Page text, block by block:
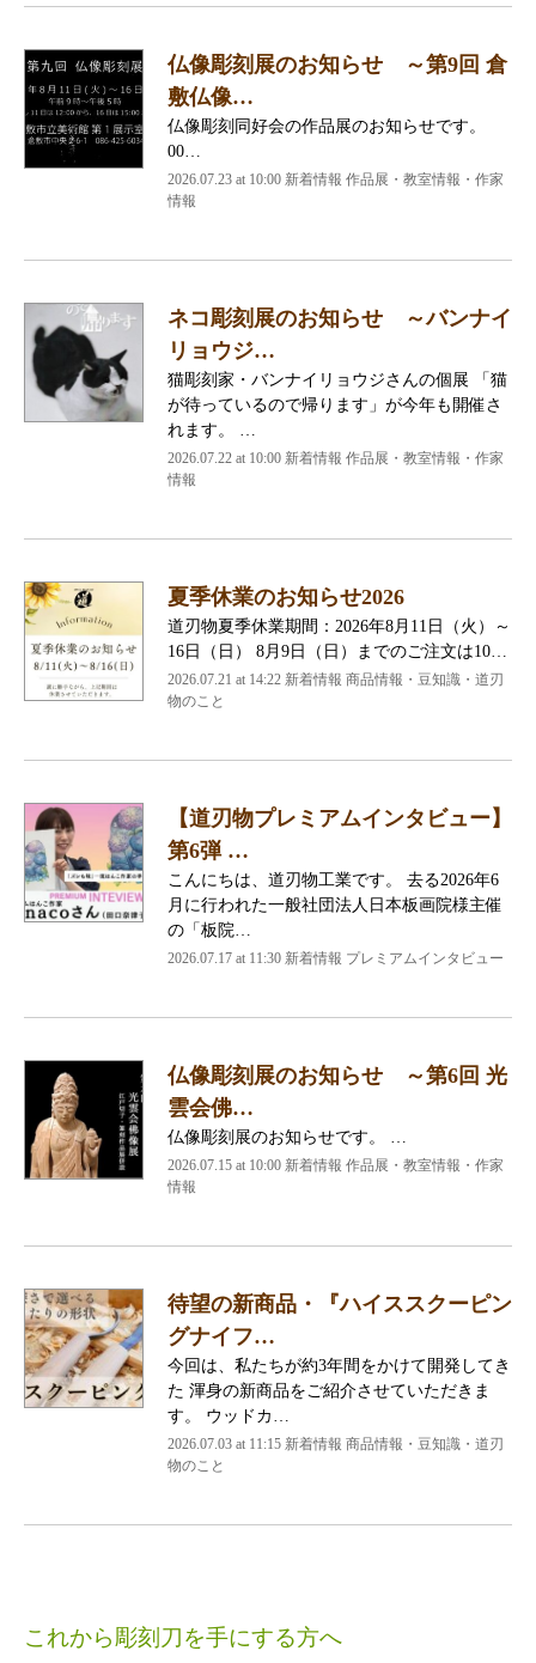
仏像彫刻展のお知らせ ～第9回 倉
敷仏像…
仏像彫刻同好会の作品展のお知らせです。
00…
2026.07.23 at 10:00 新着情報 作品展・教室情報・作家
情報
ネコ彫刻展のお知らせ ～バンナイ
リョウジ…
猫彫刻家・バンナイリョウジさんの個展 「猫
が待っているので帰ります」が今年も開催さ
れます。 …
2026.07.22 at 10:00 新着情報 作品展・教室情報・作家
情報
夏季休業のお知らせ2026
道刃物夏季休業期間：2026年8月11日（火）～
16日（日） 8月9日（日）までのご注文は10…
2026.07.21 at 14:22 新着情報 商品情報・豆知識・道刃
物のこと
【道刃物プレミアムインタビュー】
第6弾 …
こんにちは、道刃物工業です。 去る2026年6
月に行われた一般社団法人日本板画院様主催
の「板院…
2026.07.17 at 11:30 新着情報 プレミアムインタビュー
仏像彫刻展のお知らせ ～第6回 光
雲会佛…
仏像彫刻展のお知らせです。 …
2026.07.15 at 10:00 新着情報 作品展・教室情報・作家
情報
待望の新商品・『ハイススクーピン
グナイフ…
今回は、私たちが約3年間をかけて開発してき
た 渾身の新商品をご紹介させていただきま
す。 ウッドカ…
2026.07.03 at 11:15 新着情報 商品情報・豆知識・道刃
物のこと
これから彫刻刀を手にする方へ